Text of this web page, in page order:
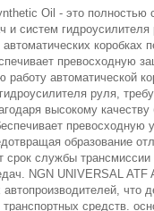
Oil - это полностью
и систем
коробках
превосходную
работу автоматической
руля,
высокому
превосходную
образование
службы
NGN UNIVERSAL ATF
что
средств.